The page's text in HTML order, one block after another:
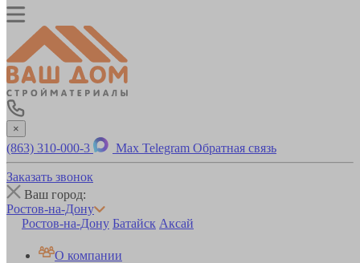
×
(863) 310-000-3 Max Telegram Обратная связь
Заказать звонок
Ваш город:
Ростов-на-Дону
Ростов-на-Дону Батайск Аксай
О компании